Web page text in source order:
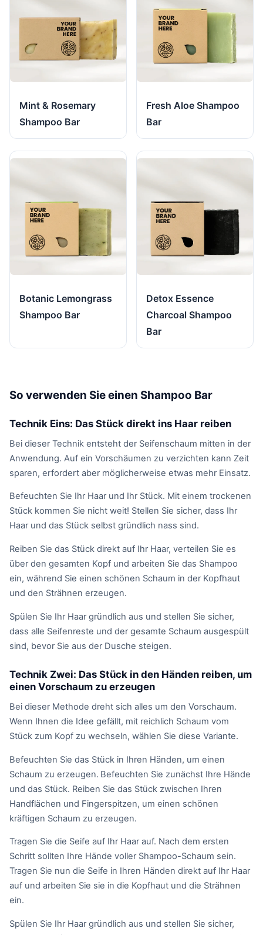
Mint & Rosemary
Shampoo Bar
Fresh Aloe Shampoo
Bar
Botanic Lemongrass
Shampoo Bar
Detox Essence
Charcoal Shampoo
Bar
So verwenden Sie einen Shampoo Bar
Technik Eins: Das Stück direkt ins Haar reiben
Bei dieser Technik entsteht der Seifenschaum mitten in der
Anwendung. Auf ein Vorschäumen zu verzichten kann Zeit
sparen, erfordert aber möglicherweise etwas mehr Einsatz.
Befeuchten Sie Ihr Haar und Ihr Stück. Mit einem trockenen
Stück kommen Sie nicht weit! Stellen Sie sicher, dass Ihr
Haar und das Stück selbst gründlich nass sind.
Reiben Sie das Stück direkt auf Ihr Haar, verteilen Sie es
über den gesamten Kopf und arbeiten Sie das Shampoo
ein, während Sie einen schönen Schaum in der Kopfhaut
und den Strähnen erzeugen.
Spülen Sie Ihr Haar gründlich aus und stellen Sie sicher,
dass alle Seifenreste und der gesamte Schaum ausgespült
sind, bevor Sie aus der Dusche steigen.
Technik Zwei: Das Stück in den Händen reiben, um
einen Vorschaum zu erzeugen
Bei dieser Methode dreht sich alles um den Vorschaum.
Wenn Ihnen die Idee gefällt, mit reichlich Schaum vom
Stück zum Kopf zu wechseln, wählen Sie diese Variante.
Befeuchten Sie das Stück in Ihren Händen, um einen
Schaum zu erzeugen. Befeuchten Sie zunächst Ihre Hände
und das Stück. Reiben Sie das Stück zwischen Ihren
Handflächen und Fingerspitzen, um einen schönen
kräftigen Schaum zu erzeugen.
Tragen Sie die Seife auf Ihr Haar auf. Nach dem ersten
Schritt sollten Ihre Hände voller Shampoo-Schaum sein.
Tragen Sie nun die Seife in Ihren Händen direkt auf Ihr Haar
auf und arbeiten Sie sie in die Kopfhaut und die Strähnen
ein.
Spülen Sie Ihr Haar gründlich aus und stellen Sie sicher,